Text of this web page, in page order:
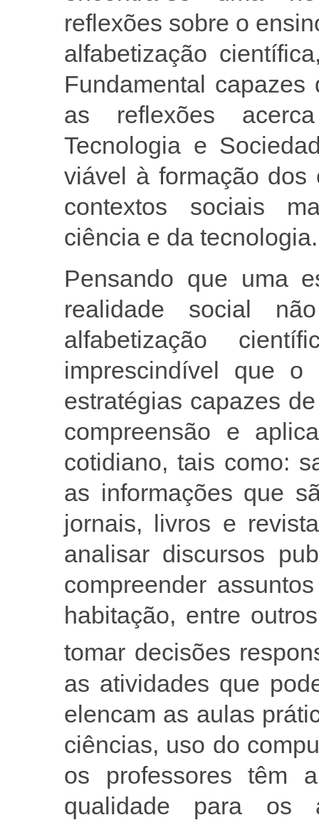
reflexões sobre o
alfabetização
Fundamental
as reflexões
Tecnologia e
viável à formação
contextos sociais
ciência e da tecnologia.
Pensando que uma
realidade social
alfabetização
imprescindível que o
estratégias capazes
compreensão e
cotidiano, tais como:
as informações que
jornais, livros e
analisar discursos
compreender
habitação, entre
tomar decisões
as atividades que
elencam as aulas
ciências, uso do
os professores têm
qualidade para os